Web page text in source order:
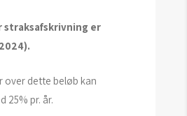
straksafskrivning er
over dette beløb kan
25% pr. år.